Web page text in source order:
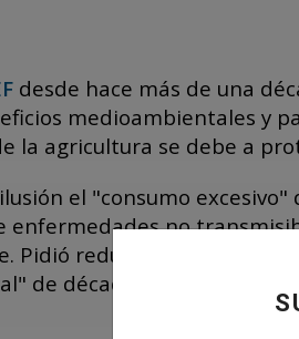
desde hace más de una
medioambientales y
la agricultura se debe a
el "consumo excesivo"
enfermedades no
Pidió reducir el consumo
de décadas para que la